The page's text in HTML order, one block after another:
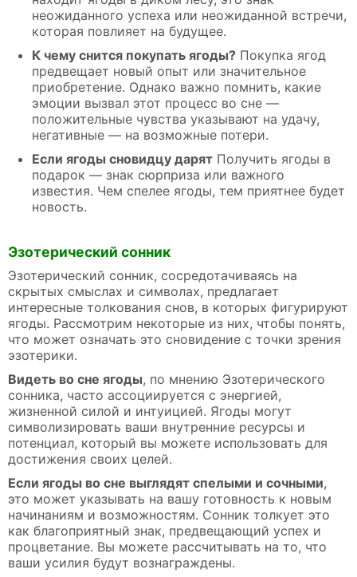
неожиданного успеха или неожиданной встречи,
которая повлияет на будущее.
К чему снится покупать ягоды? Покупка ягод
предвещает новый опыт или значительное
приобретение. Однако важно помнить, какие
эмоции вызвал этот процесс во сне —
положительные чувства указывают на удачу,
негативные — на возможные потери.
Если ягоды сновидцу дарят Получить ягоды в
подарок — знак сюрприза или важного
известия. Чем спелее ягоды, тем приятнее будет
новость.
Эзотерический сонник
Эзотерический сонник, сосредотачиваясь на
скрытых смыслах и символах, предлагает
интересные толкования снов, в которых фигурируют
ягоды. Рассмотрим некоторые из них, чтобы понять,
что может означать это сновидение с точки зрения
эзотерики.
Видеть во сне ягоды, по мнению Эзотерического
сонника, часто ассоциируется с энергией,
жизненной силой и интуицией. Ягоды могут
символизировать ваши внутренние ресурсы и
потенциал, который вы можете использовать для
достижения своих целей.
Если ягоды во сне выглядят спелыми и сочными,
это может указывать на вашу готовность к новым
начинаниям и возможностям. Сонник толкует это
как благоприятный знак, предвещающий успех и
процветание. Вы можете рассчитывать на то, что
ваши усилия будут вознаграждены.